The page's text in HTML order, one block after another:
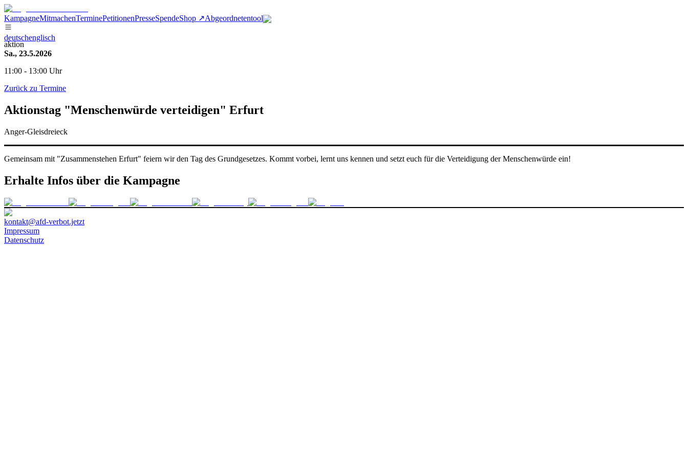
KampagneMitmachenTerminePetitionenPresseSpendeShop ↗Abgeordnetentool
deutschenglisch
aktion
Sa., 23.5.2026
11:00 - 13:00 Uhr
Zurück zu Termine
Aktionstag "Menschenwürde verteidigen" Erfurt
Anger-Gleisdreieck
Gemeinsam mit "Zusammenstehen Erfurt" feiern wir den Tag des Grundgesetzes. Kommt vorbei, lernt uns kennen und setzt euch für die Verteidigung der Menschenwürde ein!
Erhalte Infos über die Kampagne
kontakt@afd-verbot.jetzt
Impressum
Datenschutz